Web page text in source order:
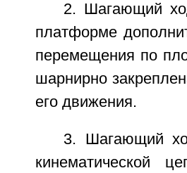
2. Шагающий
платформе
перемещения по
шарнирно
его движения.
3. Шагающий
кинематической